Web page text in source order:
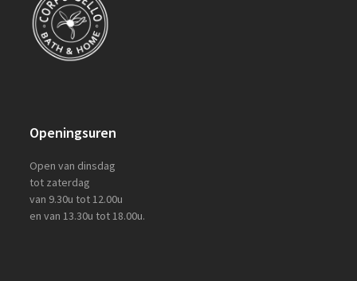
Openingsuren
Open van dinsdag
tot zaterdag
van 9.30u tot 12.00u
en van 13.30u tot 18.00u.